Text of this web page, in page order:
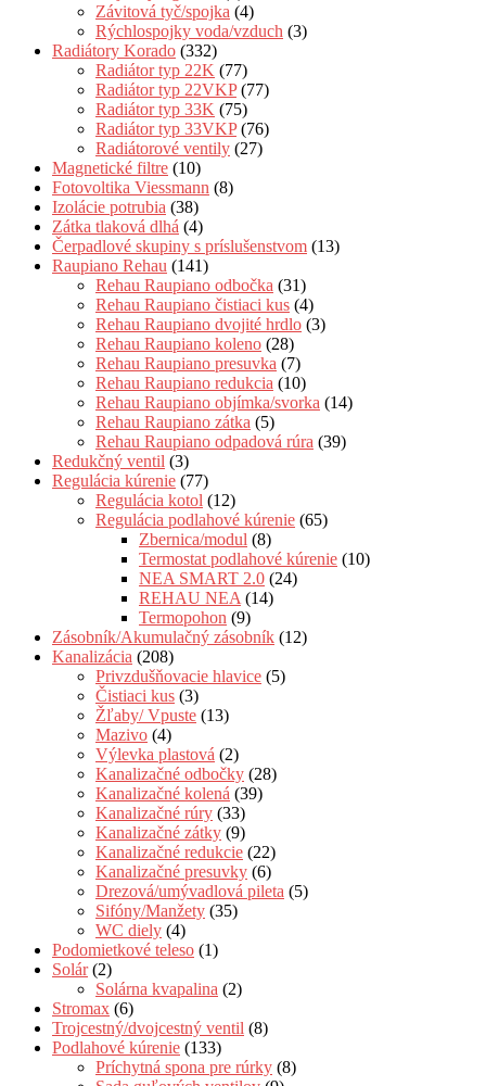
Závitová tyč/spojka (4)
Rýchlospojky voda/vzduch (3)
Radiátory Korado (332)
Radiátor typ 22K (77)
Radiátor typ 22VKP (77)
Radiátor typ 33K (75)
Radiátor typ 33VKP (76)
Radiátorové ventily (27)
Magnetické filtre (10)
Fotovoltika Viessmann (8)
Izolácie potrubia (38)
Zátka tlaková dlhá (4)
Čerpadlové skupiny s príslušenstvom (13)
Raupiano Rehau (141)
Rehau Raupiano odbočka (31)
Rehau Raupiano čistiaci kus (4)
Rehau Raupiano dvojité hrdlo (3)
Rehau Raupiano koleno (28)
Rehau Raupiano presuvka (7)
Rehau Raupiano redukcia (10)
Rehau Raupiano objímka/svorka (14)
Rehau Raupiano zátka (5)
Rehau Raupiano odpadová rúra (39)
Redukčný ventil (3)
Regulácia kúrenie (77)
Regulácia kotol (12)
Regulácia podlahové kúrenie (65)
Zbernica/modul (8)
Termostat podlahové kúrenie (10)
NEA SMART 2.0 (24)
REHAU NEA (14)
Termopohon (9)
Zásobník/Akumulačný zásobník (12)
Kanalizácia (208)
Privzdušňovacie hlavice (5)
Čistiaci kus (3)
Žľaby/ Vpuste (13)
Mazivo (4)
Výlevka plastová (2)
Kanalizačné odbočky (28)
Kanalizačné kolená (39)
Kanalizačné rúry (33)
Kanalizačné zátky (9)
Kanalizačné redukcie (22)
Kanalizačné presuvky (6)
Drezová/umývadlová pileta (5)
Sifóny/Manžety (35)
WC diely (4)
Podomietkové teleso (1)
Solár (2)
Solárna kvapalina (2)
Stromax (6)
Trojcestný/dvojcestný ventil (8)
Podlahové kúrenie (133)
Príchytná spona pre rúrky (8)